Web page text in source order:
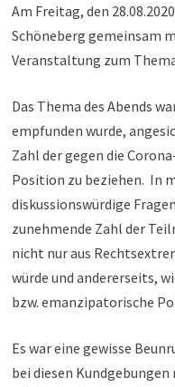
Am Freitag, den
Schöneberg gemeinsam
Veranstaltung zum
Das Thema des Abends
empfunden wurde,
Zahl der gegen die
Position zu beziehen. In
diskussionswürdige
zunehmende Zahl der
nicht nur aus
würde und andererseits,
bzw. emanzipatorische
Es war eine gewisse
bei diesen Kundgebungen